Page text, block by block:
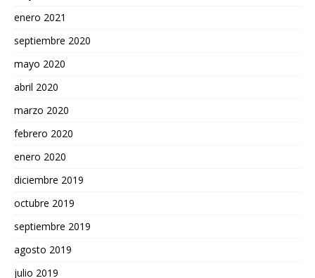
enero 2021
septiembre 2020
mayo 2020
abril 2020
marzo 2020
febrero 2020
enero 2020
diciembre 2019
octubre 2019
septiembre 2019
agosto 2019
julio 2019